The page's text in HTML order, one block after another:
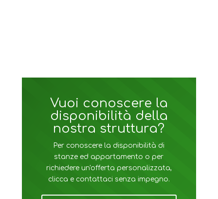
Vuoi conoscere la
disponibilità della
nostra struttura?
Per conoscere la disponibilità di
stanze ed appartamento o per
richiedere un'offerta personalizzata,
clicca e contattaci senza impegno.